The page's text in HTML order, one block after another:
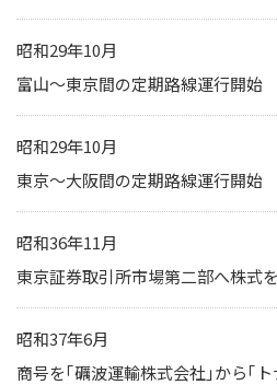
昭和29年10月
富山～東京間の定期路線運行開始
昭和29年10月
東京～大阪間の定期路線運行開始
昭和36年11月
東京証券取引所市場第二部へ株式
昭和37年6月
商号を「礪波運輸株式会社」から「